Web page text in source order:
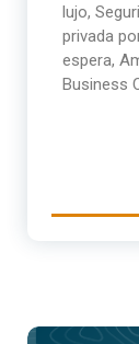
lujo,
privada
espera,
Business